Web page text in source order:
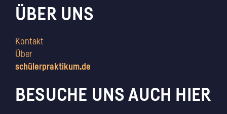
ÜBER UNS
Kontakt
Über
schülerpraktikum.de
BESUCHE UNS AUCH HIER